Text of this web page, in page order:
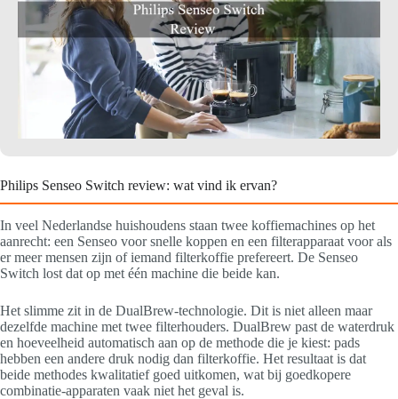
Philips Senseo Switch review: wat vind ik ervan?
In veel Nederlandse huishoudens staan twee koffiemachines op het
aanrecht: een Senseo voor snelle koppen en een filterapparaat voor als
er meer mensen zijn of iemand filterkoffie prefereert. De Senseo
Switch lost dat op met één machine die beide kan.
Het slimme zit in de DualBrew-technologie. Dit is niet alleen maar
dezelfde machine met twee filterhouders. DualBrew past de waterdruk
en hoeveelheid automatisch aan op de methode die je kiest: pads
hebben een andere druk nodig dan filterkoffie. Het resultaat is dat
beide methodes kwalitatief goed uitkomen, wat bij goedkopere
combinatie-apparaten vaak niet het geval is.